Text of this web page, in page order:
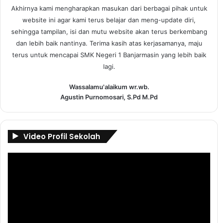
Akhirnya kami mengharapkan masukan dari berbagai pihak untuk
website ini agar kami terus belajar dan meng-update diri,
sehingga tampilan, isi dan mutu website akan terus berkembang
dan lebih baik nantinya. Terima kasih atas kerjasamanya, maju
terus untuk mencapai SMK Negeri 1 Banjarmasin yang lebih baik
lagi.
Wassalamu'alaikum wr.wb.
Agustin Purnomosari, S.Pd M.Pd
Video Profil Sekolah